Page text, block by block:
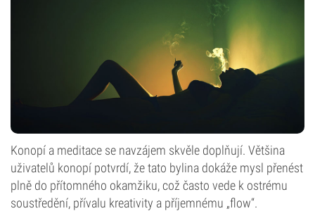
Konopí a meditace se navzájem skvěle doplňují. Většina
uživatelů konopí potvrdí, že tato bylina dokáže mysl přenést
plně do přítomného okamžiku, což často vede k ostrému
soustředění, přívalu kreativity a příjemnému „flow“.